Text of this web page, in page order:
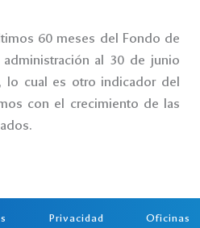
60 meses del Fondo de
administración al 30 de junio
lo cual es otro indicador del
con el crecimiento de las
Privacidad Oficinas